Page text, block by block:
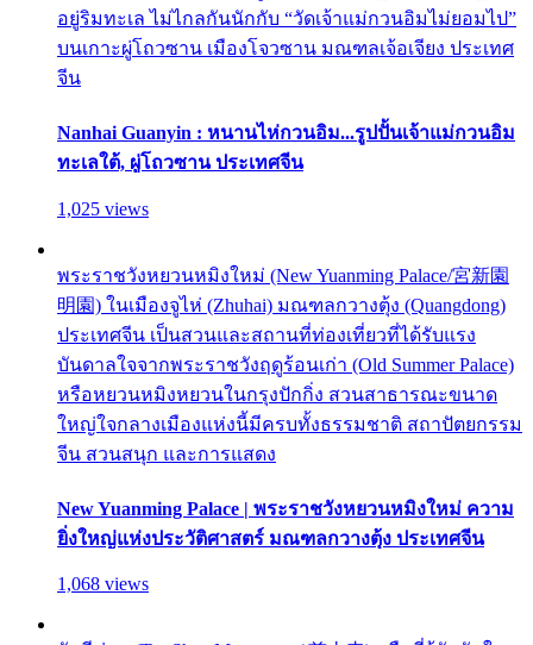
อยู่ริมทะเล ไม่ไกลกันนักกับ “วัดเจ้าแม่กวนอิมไม่ยอมไป”
บนเกาะผู่โถวซาน เมืองโจวซาน มณฑลเจ้อเจียง ประเทศ
จีน
Nanhai Guanyin : หนานไห่กวนอิม...รูปปั้นเจ้าแม่กวนอิม
ทะเลใต้, ผู่โถวซาน ประเทศจีน
1,025 views
พระราชวังหยวนหมิงใหม่ (New Yuanming Palace/宮新園
明園) ในเมืองจูไห่ (Zhuhai) มณฑลกวางตุ้ง (Quangdong)
ประเทศจีน เป็นสวนและสถานที่ท่องเที่ยวที่ได้รับแรง
บันดาลใจจากพระราชวังฤดูร้อนเก่า (Old Summer Palace)
หรือหยวนหมิงหยวนในกรุงปักกิ่ง สวนสาธารณะขนาด
ใหญ่ใจกลางเมืองแห่งนี้มีครบทั้งธรรมชาติ สถาปัตยกรรม
จีน สวนสนุก และการแสดง
New Yuanming Palace | พระราชวังหยวนหมิงใหม่ ความ
ยิ่งใหญ่แห่งประวัติศาสตร์ มณฑลกวางตุ้ง ประเทศจีน
1,068 views